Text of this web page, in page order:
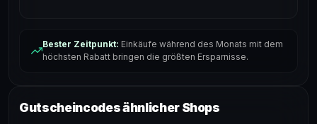
Bester Zeitpunkt: Einkäufe während des Monats mit dem
höchsten Rabatt bringen die größten Ersparnisse.
Gutscheincodes ähnlicher Shops